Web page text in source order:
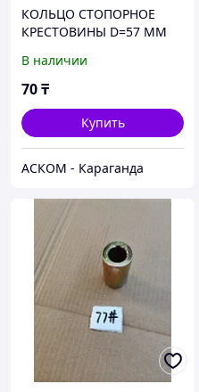
КОЛЬЦО СТОПОРНОЕ
КРЕСТОВИНЫ D=57 MM
В наличии
70₸
Купить
АСКОМ - Караганда